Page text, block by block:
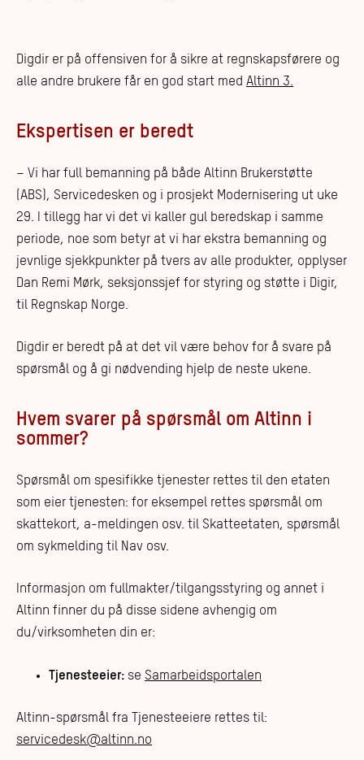
Digdir er på offensiven for å sikre at regnskapsførere og
alle andre brukere får en god start med Altinn 3.
Ekspertisen er beredt
– Vi har full bemanning på både Altinn Brukerstøtte
(ABS), Servicedesken og i prosjekt Modernisering ut uke
29. I tillegg har vi det vi kaller gul beredskap i samme
periode, noe som betyr at vi har ekstra bemanning og
jevnlige sjekkpunkter på tvers av alle produkter, opplyser
Dan Remi Mørk, seksjonssjef for styring og støtte i Digir,
til Regnskap Norge.
Digdir er beredt på at det vil være behov for å svare på
spørsmål og å gi nødvending hjelp de neste ukene.
Hvem svarer på spørsmål om Altinn i
sommer?
Spørsmål om spesifikke tjenester rettes til den etaten
som eier tjenesten: for eksempel rettes spørsmål om
skattekort, a-meldingen osv. til Skatteetaten, spørsmål
om sykmelding til Nav osv.
Informasjon om fullmakter/tilgangsstyring og annet i
Altinn finner du på disse sidene avhengig om
du/virksomheten din er:
Tjenesteeier: se Samarbeidsportalen
Altinn-spørsmål fra Tjenesteeiere rettes til:
servicedesk@altinn.no